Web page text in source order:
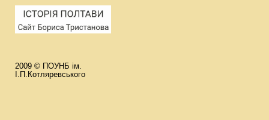
2009 © ПОУНБ ім.
І.П.Котляревського